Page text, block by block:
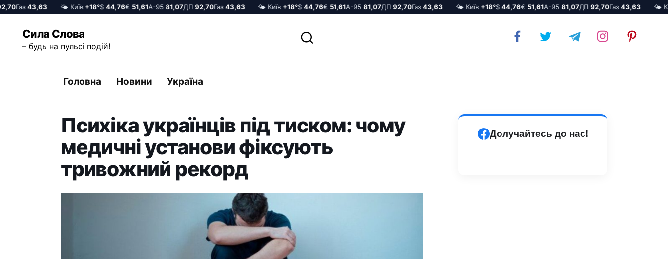
Газ43,63 🌤️ Київ+18°$44,76€51,61А-9581,07ДП92,70Газ43,63 🌤️ Київ+18°$44,76€51,61А-9581,07ДП92,70Газ43,63 🌤️ Київ+18°$44,76€51,61А-9581,07ДП92,70Газ43,63 🌤️
вмісту
Сила Слова
– будь на пульсі подій!
Головна Новини Україна
Психіка українців під тиском: чому
медичні установи фіксують
тривожний рекорд
Долучайтесь до нас!